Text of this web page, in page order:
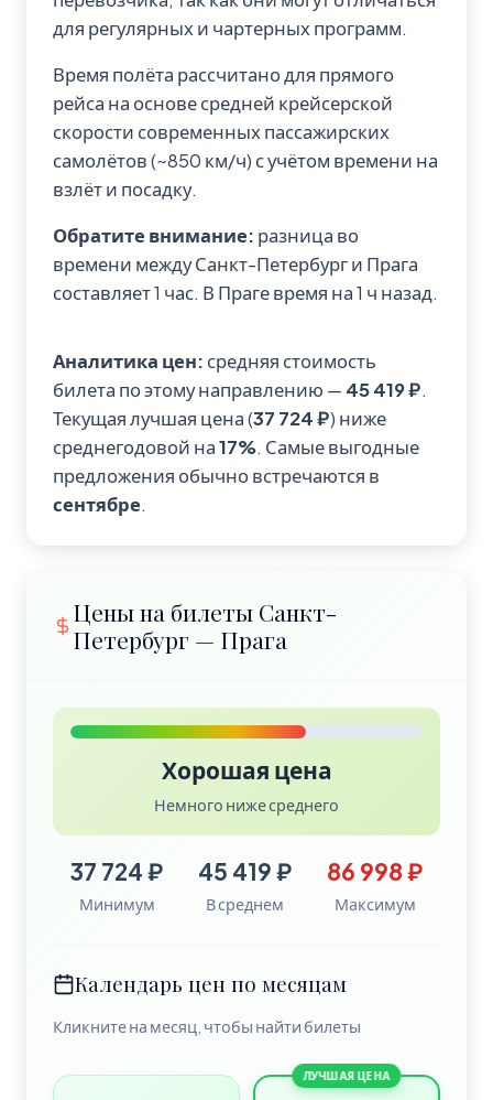
для регулярных и чартерных программ.
Время полёта рассчитано для прямого
рейса на основе средней крейсерской
скорости современных пассажирских
самолётов (~850 км/ч) с учётом времени на
взлёт и посадку.
Обратите внимание: разница во
времени между Санкт-Петербург и Прага
составляет 1 час. В Праге время на 1 ч назад.
Аналитика цен: средняя стоимость
билета по этому направлению — 45 419 ₽.
Текущая лучшая цена (37 724 ₽) ниже
среднегодовой на17%. Самые выгодные
предложения обычно встречаются в
сентябре.
Цены на билеты Санкт-
Петербург — Прага
Хорошая цена
Немного ниже среднего
37 724 ₽
Минимум
45 419 ₽
В среднем
86 998 ₽
Максимум
Календарь цен по месяцам
Кликните на месяц, чтобы найти билеты
ЛУЧШАЯ ЦЕНА